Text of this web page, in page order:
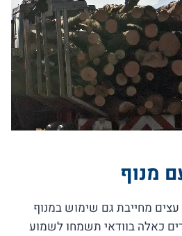
מנוף
מחייבת גם שימוש במנוף
כאלה בוודאי תשמחו לשמוע